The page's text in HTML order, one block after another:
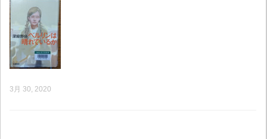
3月 30, 2020